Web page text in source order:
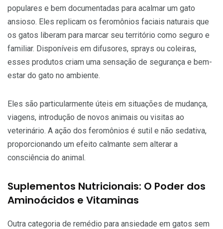
populares e bem documentadas para acalmar um gato
ansioso. Eles replicam os feromônios faciais naturais que
os gatos liberam para marcar seu território como seguro e
familiar. Disponíveis em difusores, sprays ou coleiras,
esses produtos criam uma sensação de segurança e bem-
estar do gato no ambiente.
Eles são particularmente úteis em situações de mudança,
viagens, introdução de novos animais ou visitas ao
veterinário. A ação dos feromônios é sutil e não sedativa,
proporcionando um efeito calmante sem alterar a
consciência do animal.
Suplementos Nutricionais: O Poder dos
Aminoácidos e Vitaminas
Outra categoria de remédio para ansiedade em gatos sem